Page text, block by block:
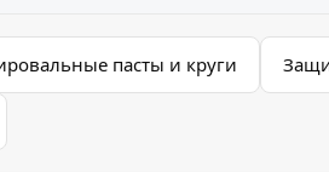
пасты и круги